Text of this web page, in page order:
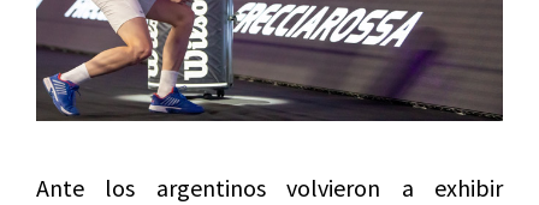
Ante los argentinos volvieron a exhibir